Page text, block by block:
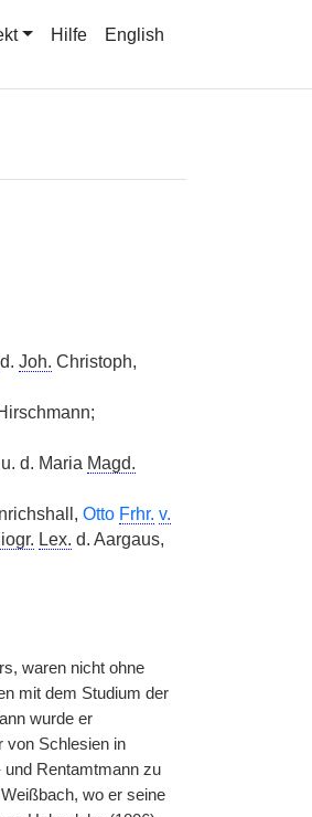
Hilfe English
Joh. Christoph,
d. Maria Magd.
Otto Frhr. v.
Lex. d. Aargaus,
waren nicht ohne
mit dem Studium der
wurde er
von Schlesien in
und Rentamtmann zu
wo er seine